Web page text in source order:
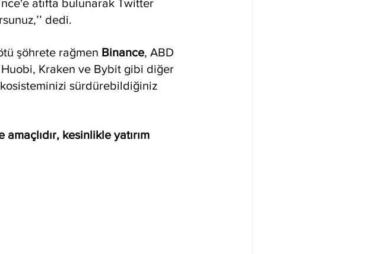
atıfta bulunarak Twitter
dedi.
şöhrete rağmen Binance, ABD
Huobi, Kraken ve Bybit gibi diğer
sürdürebildiğiniz
kesinlikle yatırım